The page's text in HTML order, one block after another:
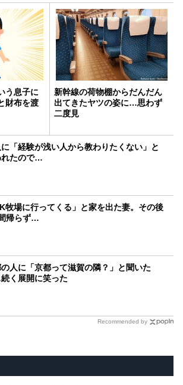
う息子に
財布を渡
新幹線の荷物棚からだんだん
出てきたヤツの姿に…思わず
二度見
「経験が浅い人から教わりたくない」と
れたので…
牧場に行ってくる」と家を出た妻。その後
帰らず…
人に「京都って滋賀の隣？」と聞いた
く展開に笑った
Recommended by